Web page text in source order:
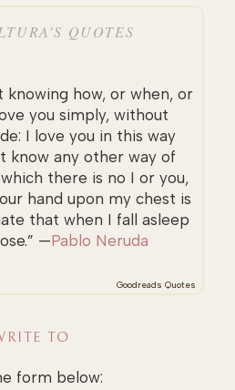
QUOTES
knowing how, or when, or
you simply, without
I love you in this way
know any other way of
there is no I or you,
hand upon my chest is
that when I fall asleep
—Pablo Neruda
Goodreads Quotes
TO
form below: